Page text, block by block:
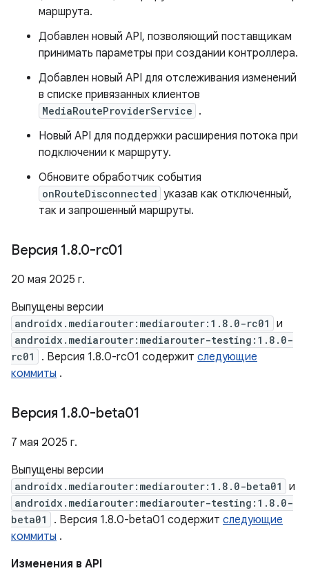
маршрута.
Добавлен новый API, позволяющий поставщикам
принимать параметры при создании контроллера.
Добавлен новый API для отслеживания изменений
в списке привязанных клиентов
MediaRouteProviderService .
Новый API для поддержки расширения потока при
подключении к маршруту.
Обновите обработчик события
onRouteDisconnected указав как отключенный,
так и запрошенный маршруты.
Версия 1.8.0-rc01
20 мая 2025 г.
Выпущены версии
androidx.mediarouter:mediarouter:1.8.0-rc01 и
androidx.mediarouter:mediarouter-testing:1.8.0-
rc01
. Версия 1.8.0-rc01 содержит следующие
коммиты .
Версия 1.8.0-beta01
7 мая 2025 г.
Выпущены версии
androidx.mediarouter:mediarouter:1.8.0-beta01 и
androidx.mediarouter:mediarouter-testing:1.8.0-
beta01
. Версия 1.8.0-beta01 содержит следующие
коммиты .
Изменения в API